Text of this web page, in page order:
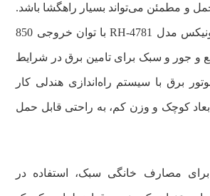
و مطمئن می‌تواند بسیار راهگشا باشد.
موتور برق بنزینی رونیکس مدل RH-4781 با توان خروجی 850
و جور و سبک برای تامین برق در شرایط
برق با سیستم راه‌اندازی هندلی کار
کوچک و وزن کم، به راحتی قابل حمل
رونیکس RH-4781 برای مصارف خانگی سبک، استفاده در